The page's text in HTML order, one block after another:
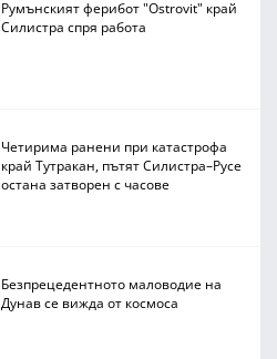
Румънският ферибот "Ostrovit" край
Силистра спря работа
Четирима ранени при катастрофа
край Тутракан, пътят Силистра–Русе
остана затворен с часове
Безпрецедентното маловодие на
Дунав се вижда от космоса